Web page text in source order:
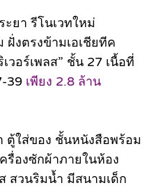
ยา รีโนเวทใหม่
งตรงข้ามเอเชียทีค
วอร์เพลส” ชั้น 27 เนื้อที่
39 เพียง 2.8 ล้าน
ตู้ใส่ของ ชั้นหนังสือพร้อม
รื่องซักผ้าภายในห้อง
สวนริมน้ำ มีสนามเด็ก